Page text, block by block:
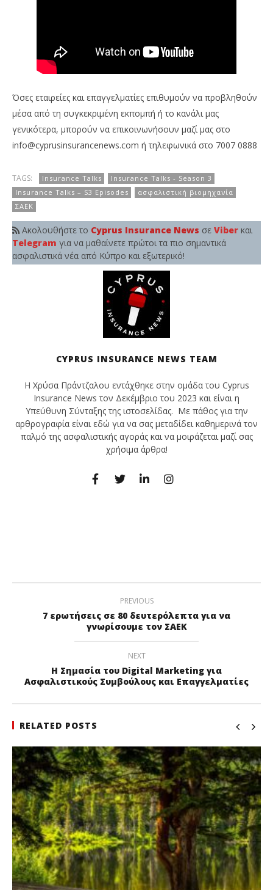
Όσες εταιρείες και επαγγελματίες επιθυμούν να προβληθούν
μέσα από τη συγκεκριμένη εκπομπή ή το κανάλι μας
γενικότερα, μπορούν να επικοινωνήσουν μαζί μας στο
info@cyprusinsurancenews.com ή τηλεφωνικά στο 7007 0888
TAGS: Insurance Talks
Insurance Talks - Season 3
Insurance Talks – S3 Episodes
ασφαλιστική βιομηχανία
ΣΑΕΚ
Ακολουθήστε το Cyprus Insurance News σε Viber και
Telegram για να μαθαίνετε πρώτοι τα πιο σημαντικά
ασφαλιστικά νέα από Κύπρο και εξωτερικό!
CYPRUS INSURANCE NEWS TEAM
Η Χρύσα Πράντζαλου εντάχθηκε στην ομάδα του Cyprus
Insurance News τον Δεκέμβριο του 2023 και είναι η
Υπεύθυνη Σύνταξης της ιστοσελίδας. Με πάθος για την
αρθρογραφία είναι εδώ για να σας μεταδίδει καθημερινά τον
παλμό της ασφαλιστικής αγοράς και να μοιράζεται μαζί σας
χρήσιμα άρθρα!
PREVIOUS
7 ερωτήσεις σε 80 δευτερόλεπτα για να
γνωρίσουμε τον ΣΑΕΚ
NEXT
Η Σημασία του Digital Marketing για
Ασφαλιστικούς Συμβούλους και Επαγγελματίες
RELATED POSTS